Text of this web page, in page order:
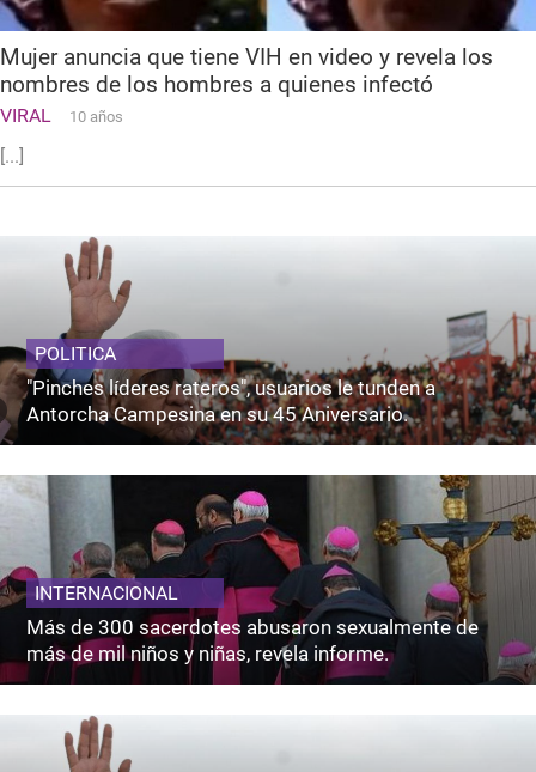
Mujer anuncia que tiene VIH en video y revela los
nombres de los hombres a quienes infectó
VIRAL 10 años
[...]
POLITICA
"Pinches líderes rateros", usuarios le tunden a
Antorcha Campesina en su 45 Aniversario.
INTERNACIONAL
Más de 300 sacerdotes abusaron sexualmente de
más de mil niños y niñas, revela informe.